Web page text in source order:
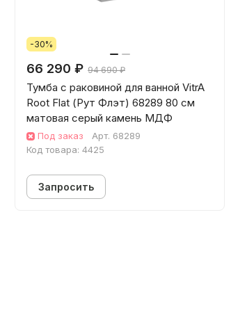
-30%
66 290 ₽ 94 690 ₽
Тумба с раковиной для ванной VitrA
Root Flat (Рут Флэт) 68289 80 см
матовая серый камень МДФ
Под заказ Арт. 68289
Код товара: 4425
Запросить